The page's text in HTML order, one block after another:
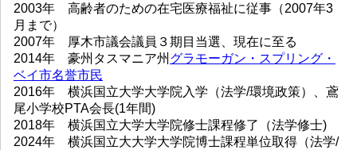
2003年 高齢者のための在宅医療福祉に従事（2007年3
月まで）
2007年 厚木市議会議員３期目当選、現在に至る
2014年 豪州タスマニア州 グラモーガン・スプリング・
ベイ市名誉市民
2016年 横浜国立大学大学院入学（法学/環境政策）、鳶
尾小学校PTA会長(1年間)
2018年 横浜国立大学大学院修士課程修了（法学修士)
2024年 横浜国立大大学大学院博士課程単位取得（法学/